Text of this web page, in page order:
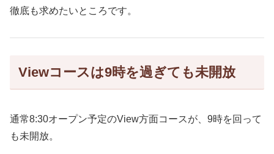
徹底も求めたいところです。
Viewコースは9時を過ぎても未開放
通常8:30オープン予定のView方面コースが、9時を回って
も未開放。